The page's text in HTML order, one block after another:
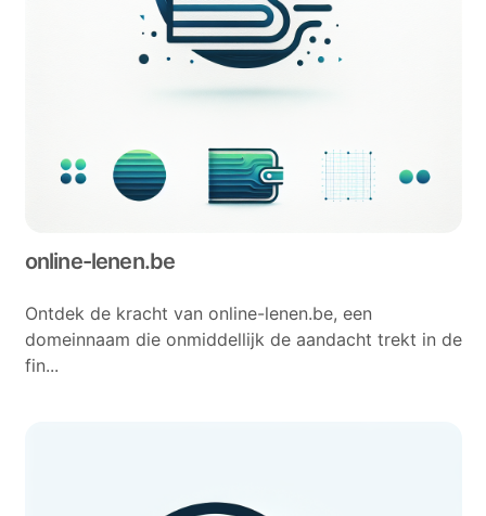
online-lenen.be
Ontdek de kracht van online-lenen.be, een
domeinnaam die onmiddellijk de aandacht trekt in de
fin...